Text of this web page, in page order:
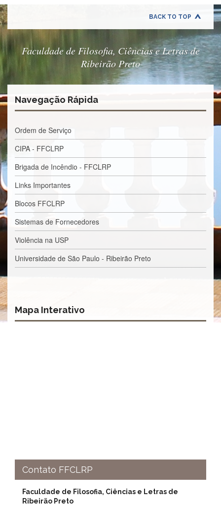
Formulários
Notícias
EXTENSÃO
Apresentação
Programas
e
Projetos
NACE
de
Ciências
da
USP
Empresas
Juniores
Cursos
e
Editais
Portarias
Editais
BACK TO TOP
Faculdade de Filosofia, Ciências e Letras de
Ribeirão Preto
Navegação Rápida
Ordem de Serviço
CIPA - FFCLRP
Brigada de Incêndio - FFCLRP
Links Importantes
Blocos FFCLRP
Sistemas de Fornecedores
Violência na USP
Universidade de São Paulo - Ribeirão Preto
Mapa Interativo
Contato FFCLRP
Faculdade de Filosofia, Ciências e Letras de
Ribeirão Preto